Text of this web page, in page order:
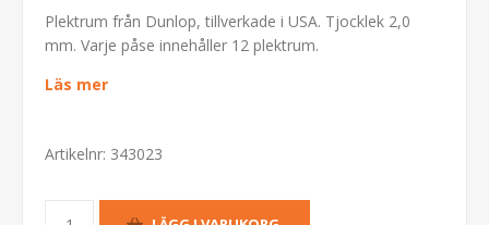
Plektrum från Dunlop, tillverkade i USA. Tjocklek 2,0
mm. Varje påse innehåller 12 plektrum.
Läs mer
Artikelnr: 343023